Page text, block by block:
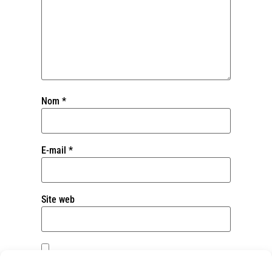
Nom *
E-mail *
Site web